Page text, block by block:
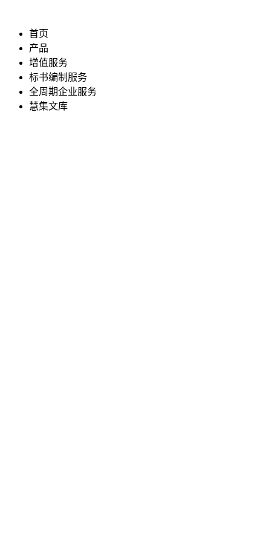
首页
产品
增值服务
标书编制服务
全周期企业服务
慧集文库